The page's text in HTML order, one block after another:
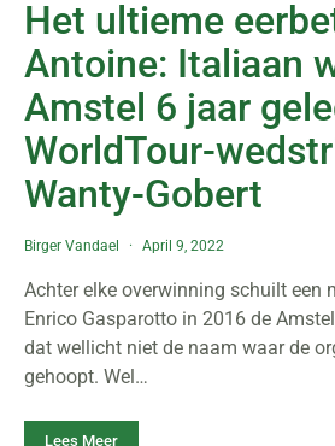
Het ultieme
Antoine: Italiaan
Amstel 6 jaar
WorldTour-
Wanty-Gobert
Birger Vandael April 9, 2022
Achter elke overwinning schuilt een
Enrico Gasparotto in 2016 de
dat wellicht niet de naam waar de
gehoopt. Wel…
Lees Meer